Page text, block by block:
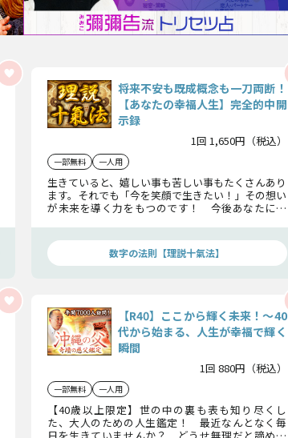
将来不安も既成概念も一刀両断！
【あなたの幸福人生】完全的中開
示録
1回 1,650円（税込）
一部無料 一人用
生きていると、嬉しい事も苦しい事もたくさんあり
ます。それでも「今を笑顔で生きたい！」その想い
が未来を導く力をもつのです！ 今後あなたに訪
その全てを明らかにします！
数字の法則【理説十氣法】
【R40】ここから輝く未来！〜40
代から始まる、人生が幸福で輝く
瞬間
1回 880円（税込）
一部無料 一人用
【40歳以上限定】世の中の裏も表も知り尽くし
た、大人のための人生鑑定！ 最近なんとなく毎